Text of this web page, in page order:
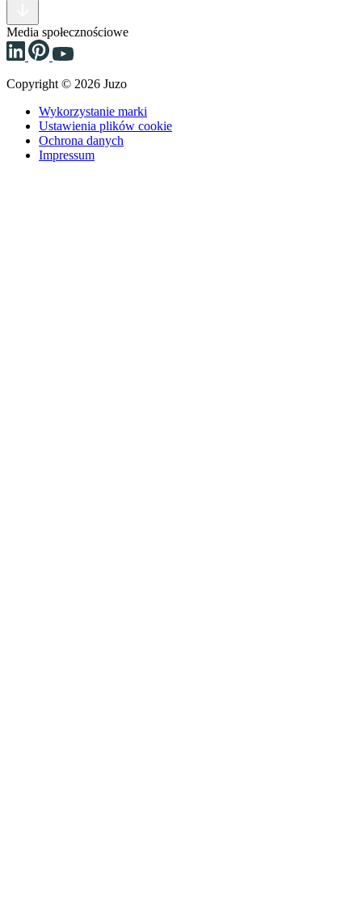
Media społecznościowe
Copyright © 2026 Juzo
Wykorzystanie marki
Ustawienia plików cookie
Ochrona danych
Impressum